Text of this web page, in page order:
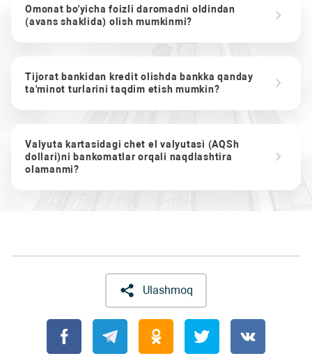
Omonat bo'yicha foizli daromadni oldindan
(avans shaklida) olish mumkinmi?
Tijorat bankidan kredit olishda bankka qanday
ta'minot turlarini taqdim etish mumkin?
Valyuta kartasidagi chet el valyutasi (AQSh
dollari)ni bankomatlar orqali naqdlashtira
olamanmi?
Ulashmoq